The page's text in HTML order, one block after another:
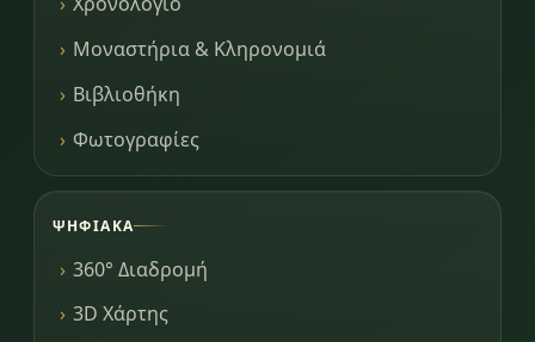
Μοναστήρια & Κληρονομιά
Βιβλιοθήκη
Φωτογραφίες
ΨΗΦΙΑΚΆ
360° Διαδρομή
3D Χάρτης